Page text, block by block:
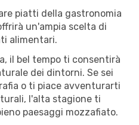
piatti della gastronomia
un'ampia scelta di
alimentari.
il bel tempo ti consentirà
dei dintorni. Se sei
o ti piace avventurarti
l'alta stagione ti
paesaggi mozzafiato.